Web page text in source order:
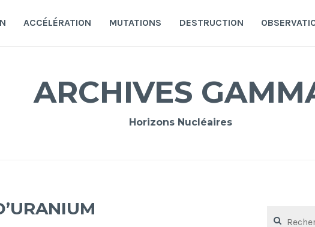
ACCÉLÉRATION MUTATIONS DESTRUCTION
ARCHIVES
Horizons Nucléaires